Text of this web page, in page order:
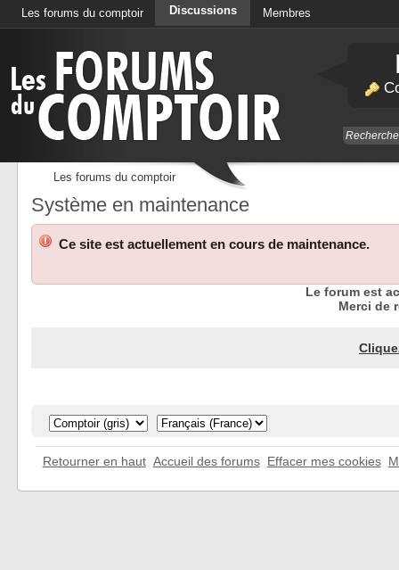
Les forums du comptoir Discussions Membres
Les forums du comptoir
Système en maintenance
Ce site est actuellement en cours de maintenance.
Le forum est
Merci de
Retourner en haut Accueil des forums Effacer mes cookies